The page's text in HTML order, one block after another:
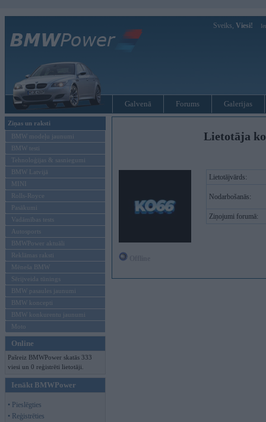
Sveiks, Viesi!
Galvenā Forums Galerijas
Ziņas un raksti
BMW modeļu jaunumi
BMW testi
Tehnoloģijas & sasniegumi
BMW Latvijā
MINI
Rolls-Royce
Pasākumi
Vadāmības tests
Autosports
BMWPower aktuāli
Reklāmas raksti
Mēneša BMW
Sērijveida tūnings
BMW pasaules jaunumi
BMW koncepti
BMW konkurentu jaunumi
Moto
Online
Pašreiz BMWPower skatās 333
viesi un 0 reģistrēti lietotāji.
Ienākt BMWPower
• Pieslēgties
• Reģistrēties
Lietotāja
Lietotājvārds:
Nodarbošanās:
Ziņojumi forumā: